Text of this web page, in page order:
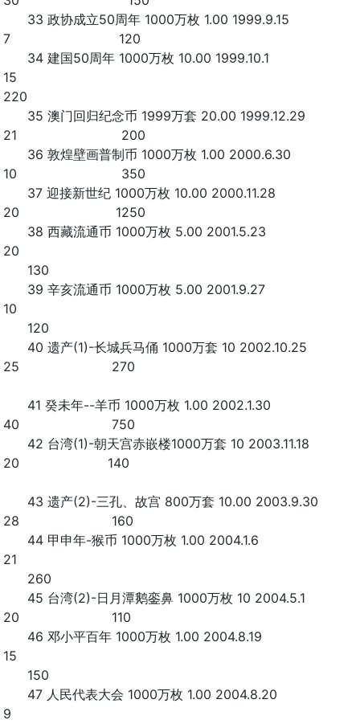
33 政协成立50周年 1000万枚 1.00 1999.9.15
7 120
34 建国50周年 1000万枚 10.00 1999.10.1
15
220
35 澳门回归纪念币 1999万套 20.00 1999.12.29
21 200
36 敦煌壁画普制币 1000万枚 1.00 2000.6.30
10 350
37 迎接新世纪 1000万枚 10.00 2000.11.28
20 1250
38 西藏流通币 1000万枚 5.00 2001.5.23
20
130
39 辛亥流通币 1000万枚 5.00 2001.9.27
10
120
40 遗产(1)-长城兵马俑 1000万套 10 2002.10.25
25 270
41 癸未年--羊币 1000万枚 1.00 2002.1.30
40 750
42 台湾(1)-朝天宫赤嵌楼1000万套 10 2003.11.18
20 140
43 遗产(2)-三孔、故宫 800万套 10.00 2003.9.30
28 160
44 甲申年-猴币 1000万枚 1.00 2004.1.6
21
260
45 台湾(2)-日月潭鹅銮鼻 1000万枚 10 2004.5.1
20 110
46 邓小平百年 1000万枚 1.00 2004.8.19
15
150
47 人民代表大会 1000万枚 1.00 2004.8.20
9